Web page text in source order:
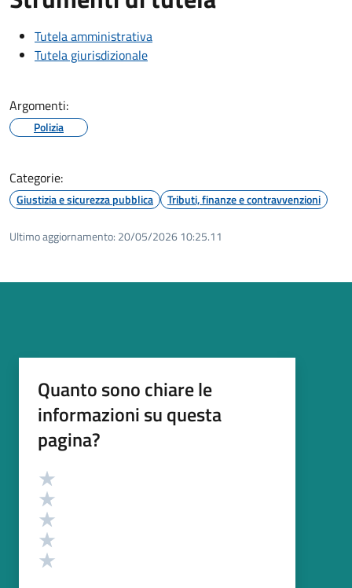
Tutela amministrativa
Tutela giurisdizionale
Argomenti:
Polizia
Categorie:
Giustizia e sicurezza pubblica Tributi, finanze e contravvenzioni
Ultimo aggiornamento: 20/05/2026 10:25.11
Quanto sono chiare le
informazioni su questa
pagina?
Valutazione